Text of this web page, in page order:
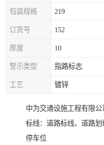
包装规格 219
订货号 152
厚度 10
警示类型 指路标志
工艺 镀锌
中为交通设施工程有限公
标线：道路标线、道路
停车位